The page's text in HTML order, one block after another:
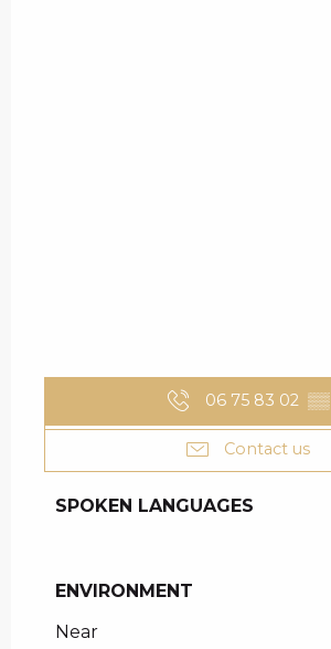
06 75 83 02 ▒▒
Contact us
SPOKEN LANGUAGES
SPOKEN LANGUAGES
ENVIRONMENT
ENVIRONMENT
Near